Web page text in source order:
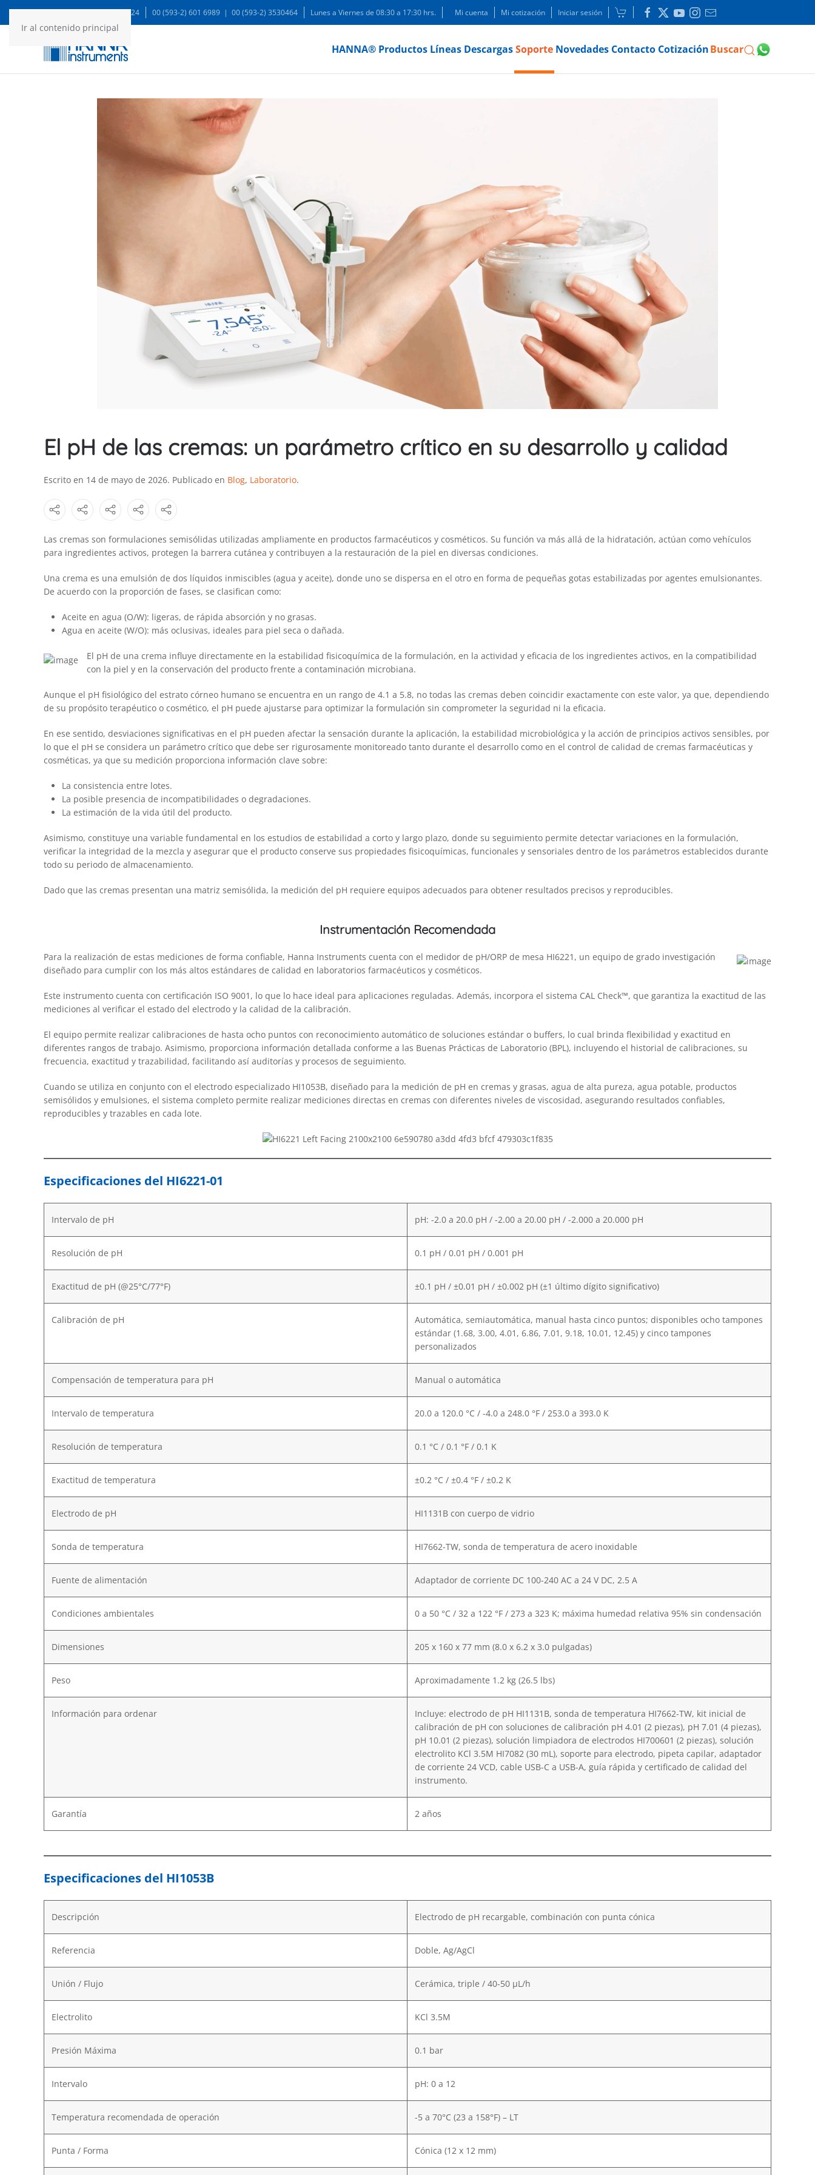
Ir al contenido principal
WA: 99935 1624 00 (593-2) 601 6989 | 00 (593-2) 3530464 Lunes a Viernes de 08:30 a 17:30 hrs. Mi cuenta Mi cotización Iniciar sesión
HANNA® Productos Líneas DescargasSoporte Novedades Contacto CotizaciónBuscar
El pH de las cremas: un parámetro crítico en su desarrollo y calidad
Escrito en 14 de mayo de 2026. Publicado en Blog, Laboratorio.
Las cremas son formulaciones semisólidas utilizadas ampliamente en productos farmacéuticos y cosméticos. Su función va más allá de la hidratación, actúan como vehículos
para ingredientes activos, protegen la barrera cutánea y contribuyen a la restauración de la piel en diversas condiciones.
Una crema es una emulsión de dos líquidos inmiscibles (agua y aceite), donde uno se dispersa en el otro en forma de pequeñas gotas estabilizadas por agentes emulsionantes.
De acuerdo con la proporción de fases, se clasifican como:
Aceite en agua (O/W): ligeras, de rápida absorción y no grasas.
Agua en aceite (W/O): más oclusivas, ideales para piel seca o dañada.
El pH de una crema influye directamente en la estabilidad fisicoquímica de la formulación, en la actividad y eficacia de los ingredientes activos, en la compatibilidad
con la piel y en la conservación del producto frente a contaminación microbiana.
Aunque el pH fisiológico del estrato córneo humano se encuentra en un rango de 4.1 a 5.8, no todas las cremas deben coincidir exactamente con este valor, ya que, dependiendo
de su propósito terapéutico o cosmético, el pH puede ajustarse para optimizar la formulación sin comprometer la seguridad ni la eficacia.
En ese sentido, desviaciones significativas en el pH pueden afectar la sensación durante la aplicación, la estabilidad microbiológica y la acción de principios activos sensibles, por
lo que el pH se considera un parámetro crítico que debe ser rigurosamente monitoreado tanto durante el desarrollo como en el control de calidad de cremas farmacéuticas y
cosméticas, ya que su medición proporciona información clave sobre:
La consistencia entre lotes.
La posible presencia de incompatibilidades o degradaciones.
La estimación de la vida útil del producto.
Asimismo, constituye una variable fundamental en los estudios de estabilidad a corto y largo plazo, donde su seguimiento permite detectar variaciones en la formulación,
verificar la integridad de la mezcla y asegurar que el producto conserve sus propiedades fisicoquímicas, funcionales y sensoriales dentro de los parámetros establecidos durante
todo su periodo de almacenamiento.
Dado que las cremas presentan una matriz semisólida, la medición del pH requiere equipos adecuados para obtener resultados precisos y reproducibles.
Instrumentación Recomendada
Para la realización de estas mediciones de forma confiable, Hanna Instruments cuenta con el medidor de pH/ORP de mesa HI6221, un equipo de grado investigación
diseñado para cumplir con los más altos estándares de calidad en laboratorios farmacéuticos y cosméticos.
Este instrumento cuenta con certificación ISO 9001, lo que lo hace ideal para aplicaciones reguladas. Además, incorpora el sistema CAL Check™, que garantiza la exactitud de las
mediciones al verificar el estado del electrodo y la calidad de la calibración.
El equipo permite realizar calibraciones de hasta ocho puntos con reconocimiento automático de soluciones estándar o buffers, lo cual brinda flexibilidad y exactitud en
diferentes rangos de trabajo. Asimismo, proporciona información detallada conforme a las Buenas Prácticas de Laboratorio (BPL), incluyendo el historial de calibraciones, su
frecuencia, exactitud y trazabilidad, facilitando así auditorías y procesos de seguimiento.
Cuando se utiliza en conjunto con el electrodo especializado HI1053B, diseñado para la medición de pH en cremas y grasas, agua de alta pureza, agua potable, productos
semisólidos y emulsiones, el sistema completo permite realizar mediciones directas en cremas con diferentes niveles de viscosidad, asegurando resultados confiables,
reproducibles y trazables en cada lote.
Especificaciones del HI6221-01
Intervalo de pH pH: -2.0 a 20.0 pH / -2.00 a 20.00 pH / -2.000 a 20.000 pH
Resolución de pH 0.1 pH / 0.01 pH / 0.001 pH
Exactitud de pH (@25°C/77°F) ±0.1 pH / ±0.01 pH / ±0.002 pH (±1 último dígito significativo)
Calibración de pH
Automática, semiautomática, manual hasta cinco puntos; disponibles ocho tampones
estándar (1.68, 3.00, 4.01, 6.86, 7.01, 9.18, 10.01, 12.45) y cinco tampones
personalizados
Compensación de temperatura para pH Manual o automática
Intervalo de temperatura 20.0 a 120.0 °C / -4.0 a 248.0 °F / 253.0 a 393.0 K
Resolución de temperatura 0.1 °C / 0.1 °F / 0.1 K
Exactitud de temperatura ±0.2 °C / ±0.4 °F / ±0.2 K
Electrodo de pH HI1131B con cuerpo de vidrio
Sonda de temperatura HI7662-TW, sonda de temperatura de acero inoxidable
Fuente de alimentación Adaptador de corriente DC 100-240 AC a 24 V DC, 2.5 A
Condiciones ambientales 0 a 50 °C / 32 a 122 °F / 273 a 323 K; máxima humedad relativa 95% sin condensación
Dimensiones 205 x 160 x 77 mm (8.0 x 6.2 x 3.0 pulgadas)
Peso Aproximadamente 1.2 kg (26.5 lbs)
Información para ordenar
Incluye: electrodo de pH HI1131B, sonda de temperatura HI7662-TW, kit inicial de
calibración de pH con soluciones de calibración pH 4.01 (2 piezas), pH 7.01 (4 piezas),
pH 10.01 (2 piezas), solución limpiadora de electrodos HI700601 (2 piezas), solución
electrolito KCl 3.5M HI7082 (30 mL), soporte para electrodo, pipeta capilar, adaptador
de corriente 24 VCD, cable USB-C a USB-A, guía rápida y certificado de calidad del
instrumento.
Garantía 2 años
Especificaciones del HI1053B
Descripción Electrodo de pH recargable, combinación con punta cónica
Referencia Doble, Ag/AgCl
Unión / Flujo Cerámica, triple / 40-50 µL/h
Electrolito KCl 3.5M
Presión Máxima 0.1 bar
Intervalo pH: 0 a 12
Temperatura recomendada de operación -5 a 70°C (23 a 158°F) – LT
Punta / Forma Cónica (12 x 12 mm)